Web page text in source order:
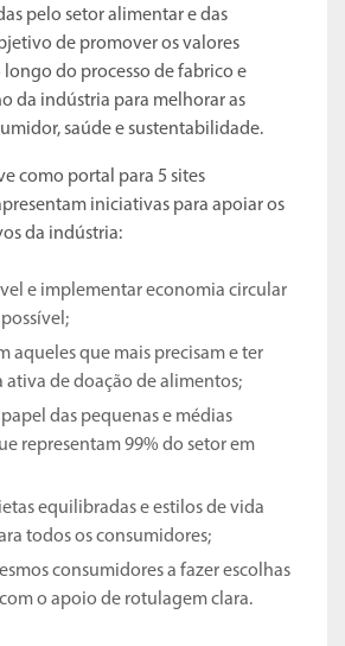
pelo setor alimentar e das
de promover os valores
do processo de fabrico e
da indústria para melhorar as
saúde e sustentabilidade.
como portal para 5 sites
iniciativas para apoiar os
da indústria:
e implementar economia circular
aqueles que mais precisam e ter
ativa de doação de alimentos;
das pequenas e médias
representam 99% do setor em
equilibradas e estilos de vida
todos os consumidores;
consumidores a fazer escolhas
o apoio de rotulagem clara.